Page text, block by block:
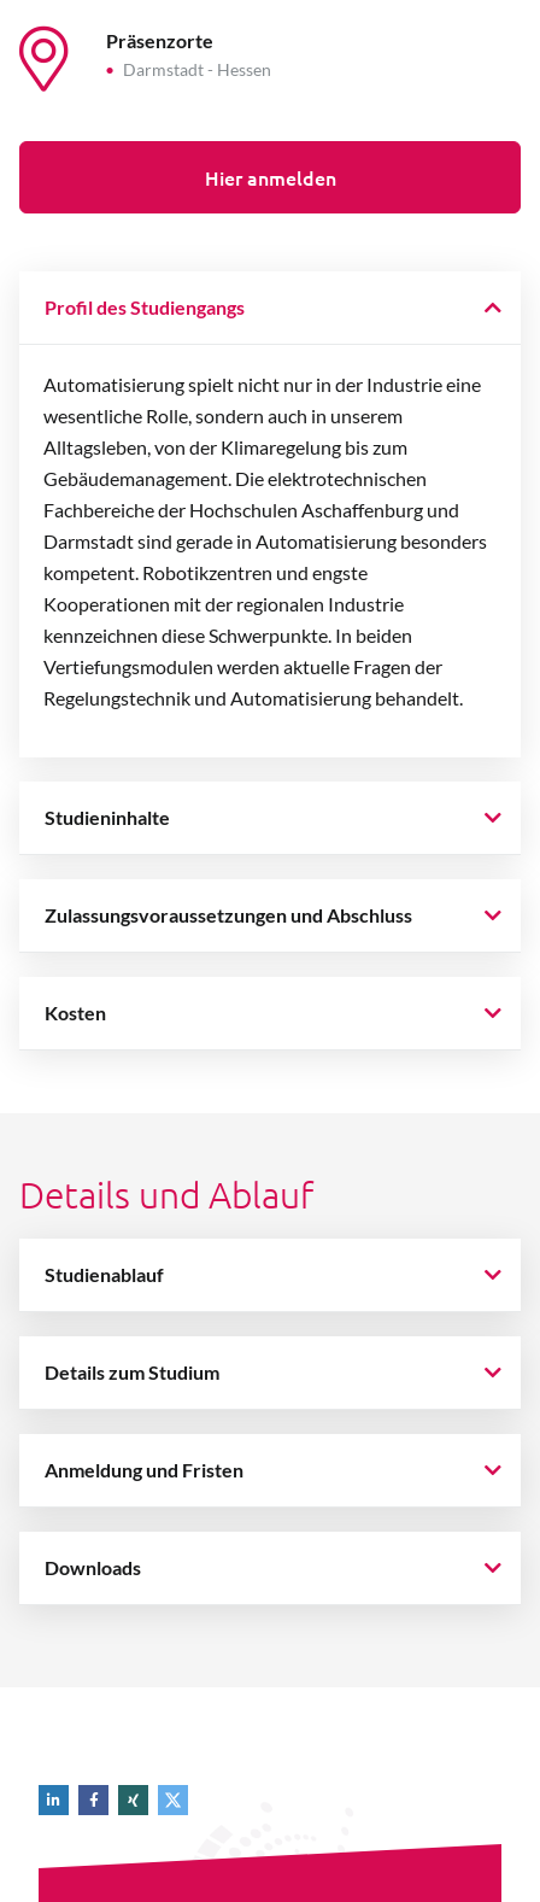
Profil des Studiengangs
Automatisierung spielt nicht nur in der Industrie eine
wesentliche Rolle, sondern auch in unserem
Alltagsleben, von der Klimaregelung bis zum
Gebäudemanagement. Die elektrotechnischen
Fachbereiche der Hochschulen Aschaffenburg und
Darmstadt sind gerade in Automatisierung besonders
kompetent. Robotikzentren und engste
Kooperationen mit der regionalen Industrie
kennzeichnen diese Schwerpunkte. In beiden
Vertiefungsmodulen werden aktuelle Fragen der
Regelungstechnik und Automatisierung behandelt.
Studieninhalte
Zulassungsvoraussetzungen und Abschluss
Kosten
Präsenzorte
Darmstadt - Hessen
Hier anmelden
Details und Ablauf
Studienablauf
Details zum Studium
Anmeldung und Fristen
Downloads